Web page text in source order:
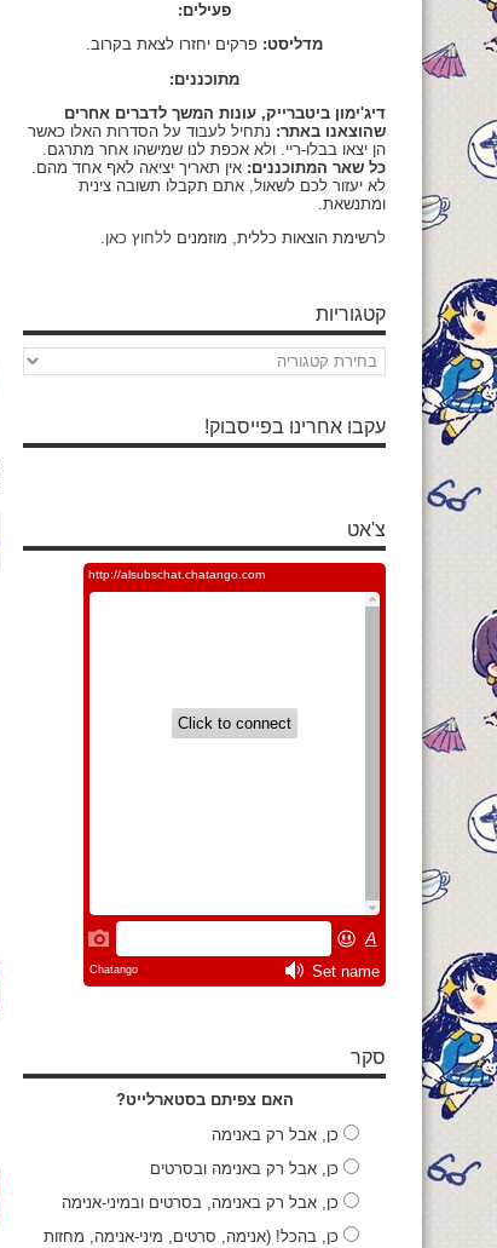
פעילים:
מדליסט: פרקים יחזרו לצאת בקרוב.
מתוכננים:
דיג'ימון ביטברייק, עונות המשך לדברים אחרים
שהוצאנו באתר: נתחיל לעבוד על הסדרות האלו כאשר
הן יצאו בבלו-ריי. ולא אכפת לנו שמישהו אחר מתרגם.
כל שאר המתוכננים: אין תאריך יציאה לאף אחד מהם.
לא יעזור לכם לשאול, אתם תקבלו תשובה צינית
ומתנשאת.
לרשימת הוצאות כללית, מוזמנים ללחוץ כאן.
קטגוריות
קטגוריות
עקבו אחרינו בפייסבוק!
צ'אט
סקר
האם צפיתם בסטארלייט?
כן, אבל רק באנימה
כן, אבל רק באנימה ובסרטים
כן, אבל רק באנימה, בסרטים ובמיני-אנימה
כן, בהכל! (אנימה, סרטים, מיני-אנימה, מחזות